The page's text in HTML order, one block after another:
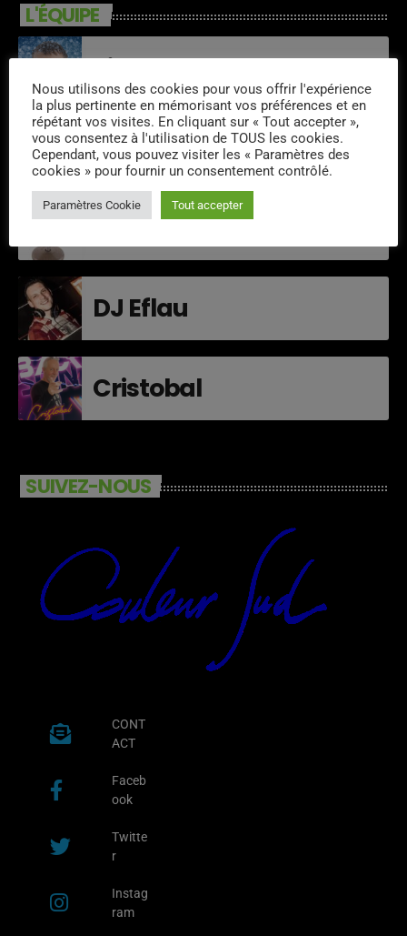
L'ÉQUIPE
Tim
Kris Oliva
Christian De Rueda
DJ Eflau
Cristobal
SUIVEZ-NOUS
CONT
ACT
Faceb
ook
Twitte
r
Instag
ram
Nous utilisons des cookies pour vous offrir l'expérience
la plus pertinente en mémorisant vos préférences et en
répétant vos visites. En cliquant sur « Tout accepter »,
vous consentez à l'utilisation de TOUS les cookies.
Cependant, vous pouvez visiter les « Paramètres des
cookies » pour fournir un consentement contrôlé.
Paramètres Cookie Tout accepter